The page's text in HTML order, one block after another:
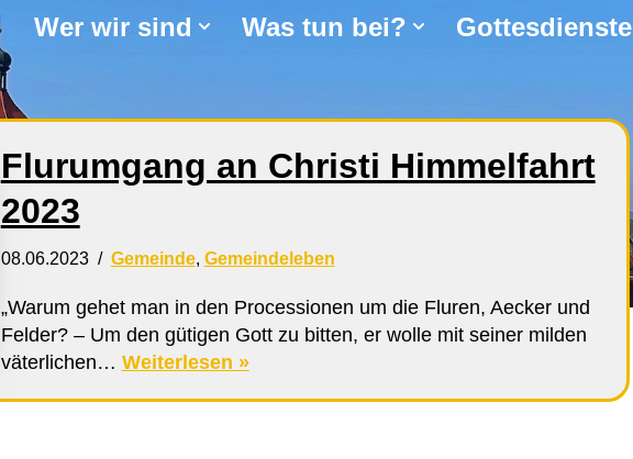
Wer wir sind Was tun bei? Gottesdienste
Flurumgang an Christi Himmelfahrt
2023
08.06.2023 Gemeinde, Gemeindeleben
„Warum gehet man in den Processionen um die Fluren, Aecker und
Felder? – Um den gütigen Gott zu bitten, er wolle mit seiner milden
väterlichen… Weiterlesen »